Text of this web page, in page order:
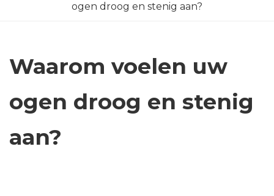
ogen droog en stenig aan?
Waarom voelen uw
ogen droog en stenig
aan?